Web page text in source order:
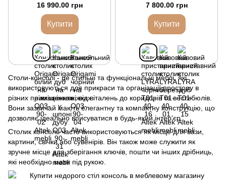
16 990.00 грн
Купити
7 800.00 грн
Купити
Столи-консолі - це стильні та функціональні меблі, які
використовуються для прикраси та організації простору в
різних приміщеннях, від віталень до коридорів та вестибюлів.
Вони зазвичай мають елегантну та компактну конструкцію, що
дозволяє ідеально вписуватися в будь-який інтер'єр.
Столик консоль часто використовуються як місце для вази,
картини, свічки або сувенірів. Він також може служити як
зручне місце для зберігання ключів, пошти чи інших дрібниць,
які необхідно мати під рукою.